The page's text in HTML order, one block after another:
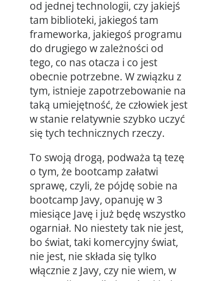
od jednej technologii, czy jakiejś
tam biblioteki, jakiegoś tam
frameworka, jakiegoś programu
do drugiego w zależności od
tego, co nas otacza i co jest
obecnie potrzebne. W związku z
tym, istnieje zapotrzebowanie na
taką umiejętność, że człowiek jest
w stanie relatywnie szybko uczyć
się tych technicznych rzeczy.
To swoją drogą, podważa tą tezę
o tym, że bootcamp załatwi
sprawę, czyli, że pójdę sobie na
bootcamp Javy, opanuję w 3
miesiące Javę i już będę wszystko
ogarniał. No niestety tak nie jest,
bo świat, taki komercyjny świat,
nie jest, nie składa się tylko
włącznie z Javy, czy nie wiem, w